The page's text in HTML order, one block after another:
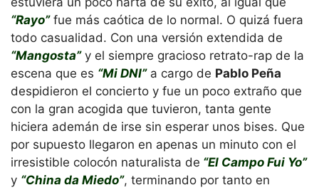
“Rayo”fue más caótica de lo normal. O quizá fuera
todo casualidad. Con una versión extendida de
“Mangosta”y el siempre gracioso retrato-rap de la
escena que es “Mi DNI”a cargo de Pablo Peña
despidieron el concierto y fue un poco extraño que
con la gran acogida que tuvieron, tanta gente
hiciera ademán de irse sin esperar unos bises. Que
por supuesto llegaron en apenas un minuto con el
irresistible colocón naturalista de “El Campo Fui Yo”
y “China da Miedo”, terminando por tanto en